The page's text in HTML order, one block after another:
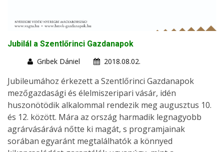
Jubilál a Szentlőrinci Gazdanapok
Gribek Dániel
2018.08.02.
Jubileumához érkezett a Szentlőrinci Gazdanapok
mezőgazdasági és élelmiszeripari vásár, idén
huszonötödik alkalommal rendezik meg augusztus 10.
és 12. között. Mára az ország harmadik legnagyobb
agrárvásárává nőtte ki magát, s programjainak
sorában egyaránt megtalálhatók a könnyed